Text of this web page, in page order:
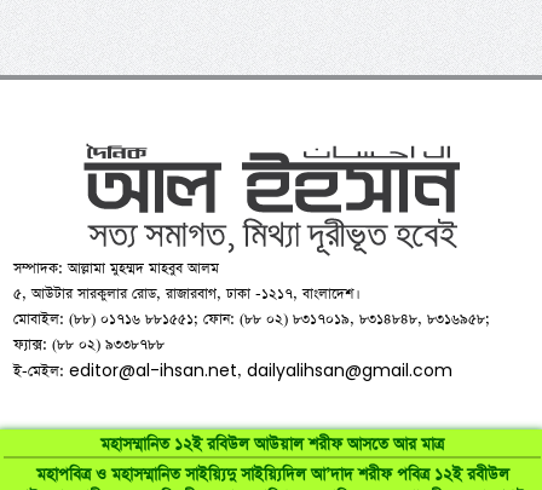
মহাসম্মানিত ১২ই রবিউল আউয়াল শরীফ আসতে আর মাত্র
মহাপবিত্র ও মহাসম্মানিত সাইয়্যিদু সাইয়্যিদিল আ’দাদ শরীফ পবিত্র ১২ই রবীউল
সম্পাদক: আল্লামা মুহম্মদ মাহবুব আলম
৫, আউটার সারকুলার রোড, রাজারবাগ, ঢাকা -১২১৭, বাংলাদেশ।
মোবাইল: (৮৮) ০১৭১৬ ৮৮১৫৫১; ফোন: (৮৮ ০২) ৮৩১৭০১৯, ৮৩১৪৮৪৮, ৮৩১৬৯৫৮;
ফ্যাক্স: (৮৮ ০২) ৯৩৩৮৭৮৮
ই-মেইল:editor@al-ihsan.net,dailyalihsan@gmail.com